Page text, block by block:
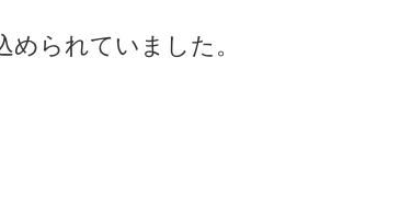
られていました。